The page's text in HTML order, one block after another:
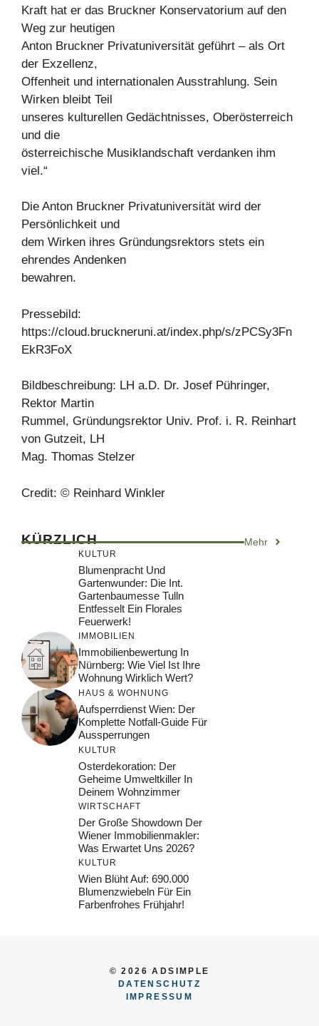
Kraft hat er das Bruckner Konservatorium auf den
Weg zur heutigen
Anton Bruckner Privatuniversität geführt – als Ort
der Exzellenz,
Offenheit und internationalen Ausstrahlung. Sein
Wirken bleibt Teil
unseres kulturellen Gedächtnisses, Oberösterreich
und die
österreichische Musiklandschaft verdanken ihm
viel.“
Die Anton Bruckner Privatuniversität wird der
Persönlichkeit und
dem Wirken ihres Gründungsrektors stets ein
ehrendes Andenken
bewahren.
Pressebild:
https://cloud.bruckneruni.at/index.php/s/zPCSy3Fn
EkR3FoX
Bildbeschreibung: LH a.D. Dr. Josef Pühringer,
Rektor Martin
Rummel, Gründungsrektor Univ. Prof. i. R. Reinhart
von Gutzeit, LH
Mag. Thomas Stelzer
Credit: © Reinhard Winkler
KÜRZLICH Mehr
KULTUR
Blumenpracht Und
Gartenwunder: Die Int.
Gartenbaumesse Tulln
Entfesselt Ein Florales
Feuerwerk!
IMMOBILIEN
Immobilienbewertung In
Nürnberg: Wie Viel Ist Ihre
Wohnung Wirklich Wert?
HAUS & WOHNUNG
Aufsperrdienst Wien: Der
Komplette Notfall-Guide Für
Aussperrungen
KULTUR
Osterdekoration: Der
Geheime Umweltkiller In
Deinem Wohnzimmer
WIRTSCHAFT
Der Große Showdown Der
Wiener Immobilienmakler:
Was Erwartet Uns 2026?
KULTUR
Wien Blüht Auf: 690.000
Blumenzwiebeln Für Ein
Farbenfrohes Frühjahr!
© 2026 ADSIMPLE
DATENSCHUTZ
IMPRESSUM